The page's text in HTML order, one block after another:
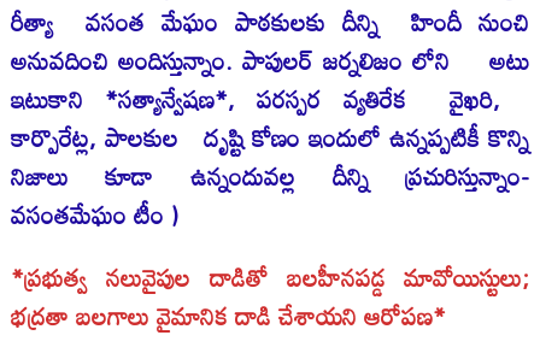
రీత్యా వసంత మేఘం పాఠకులకు దీన్ని హిందీ నుంచి
అనువదించి అందిస్తున్నాం. పాపులర్ జర్నలిజం లోని అటు
ఇటుకాని *సత్యాన్వేషణ*, పరస్పర వ్యతిరేక వైఖరి,
కార్పొరేట్ల, పాలకుల దృష్టి కోణం ఇందులో ఉన్నప్పటికీ కొన్ని
నిజాలు కూడా ఉన్నందువల్ల దీన్ని ప్రచురిస్తున్నాం-
వసంతమేఘం టీం )
*ప్రభుత్వ నలువైపుల దాడితో బలహీనపడ్డ మావోయిస్టులు;
భద్రతా బలగాలు వైమానిక దాడి చేశాయని ఆరోపణ*